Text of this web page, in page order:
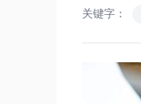
关键字：